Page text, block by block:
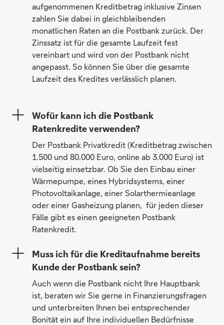
aufgenommenen Kreditbetrag inklusive Zinsen
zahlen Sie dabei in gleichbleibenden
monatlichen Raten an die Postbank zurück. Der
Zinssatz ist für die gesamte Laufzeit fest
vereinbart und wird von der Postbank nicht
angepasst. So können Sie über die gesamte
Laufzeit des Kredites verlässlich planen.
Wofür kann ich die Postbank
Ratenkredite verwenden?
Der Postbank Privatkredit (Kreditbetrag zwischen
1.500 und 80.000 Euro, online ab 3.000 Euro) ist
vielseitig einsetzbar. Ob Sie den Einbau einer
Wärmepumpe, eines Hybridsystems, einer
Photovoltaikanlage, einer Solarthermieanlage
oder einer Gasheizung planen, für jeden dieser
Fälle gibt es einen geeigneten Postbank
Ratenkredit.
Muss ich für die Kreditaufnahme bereits
Kunde der Postbank sein?
Auch wenn die Postbank nicht Ihre Hauptbank
ist, beraten wir Sie gerne in Finanzierungsfragen
und unterbreiten Ihnen bei entsprechender
Bonität ein auf Ihre individuellen Bedürfnisse